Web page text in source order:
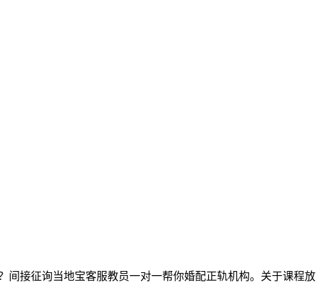
接征询当地宝客服教员一对一帮你婚配正轨机构。关于课程放